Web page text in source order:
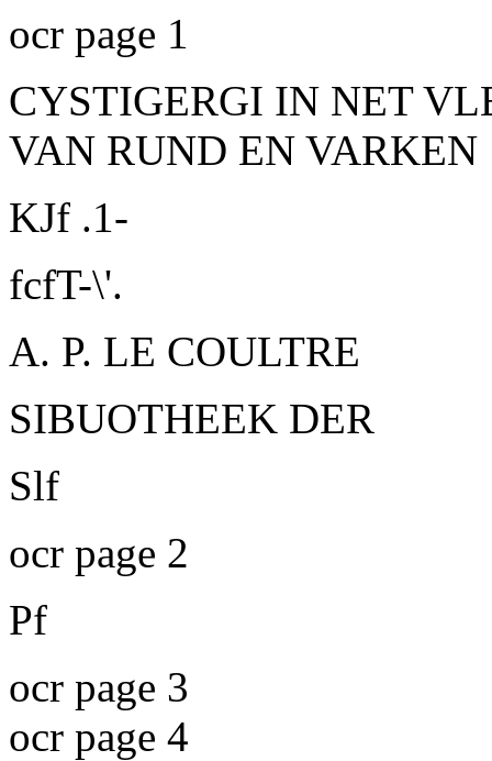
ocr page 1
CYSTIGERGI IN NET
VAN RUND EN VARKEN
KJf .1-
fcfT-\'.
A. P. LE COULTRE
SIBUOTHEEK DER
Slf
ocr page 2
Pf
ocr page 3
ocr page 4